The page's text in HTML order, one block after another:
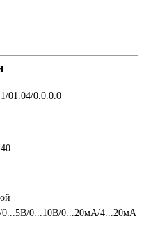
01.04/0.0.0.0
0...5В/0...10В/0...20мА/4...20мА